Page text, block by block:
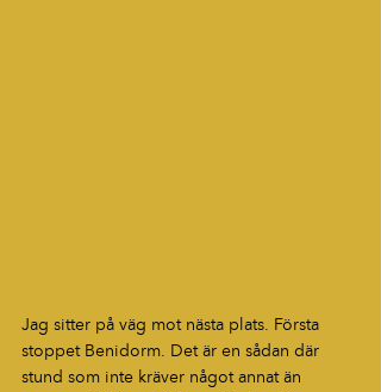
Jag sitter på väg mot nästa plats. Första
stoppet Benidorm. Det är en sådan där
stund som inte kräver något annat än